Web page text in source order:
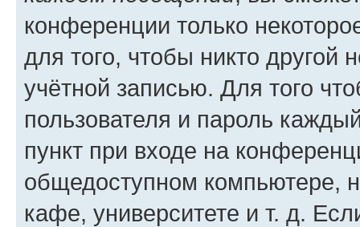
конференции только
для того, чтобы никто другой
учётной записью. Для того
пользователя и пароль
пункт при входе на
общедоступном компьютере,
кафе, университете и т. д.